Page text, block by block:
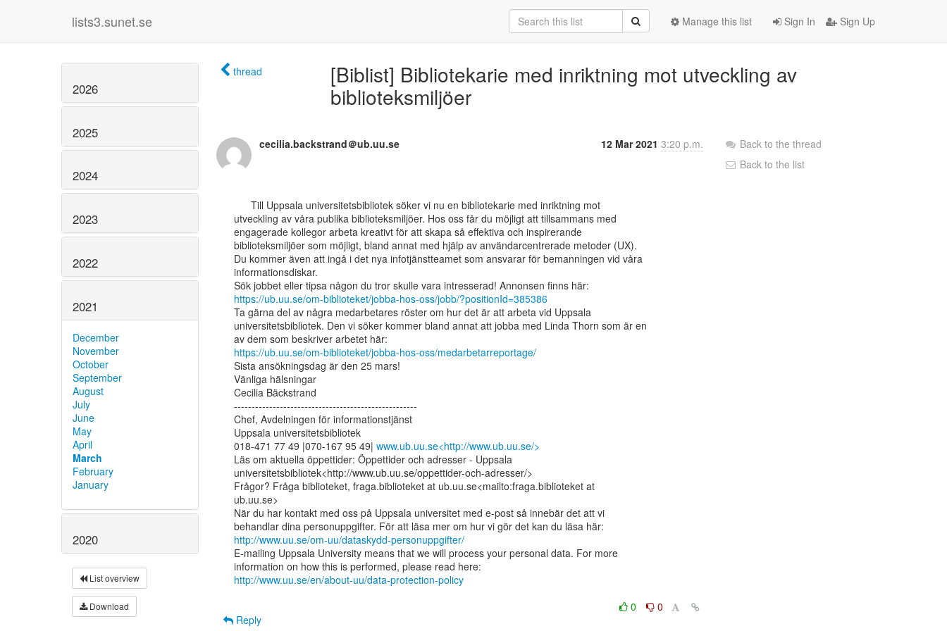
lists3.sunet.se Sign In Sign Up
Manage this list
2026
2025
2024
2023
2022
2021
December
November
October
September
August
July
June
May
April
March
February
January
2020
List overview
Download
thread
[Biblist] Bibliotekarie med inriktning mot utveckling av
biblioteksmiljöer
cecilia.backstrand＠ub.uu.se 12 Mar 2021 3:20 p.m.
utveckling av våra publika biblioteksmiljöer. Hos oss får du möjligt att tillsammans med
engagerade kollegor arbeta kreativt för att skapa så effektiva och inspirerande
biblioteksmiljöer som möjligt, bland annat med hjälp av användarcentrerade metoder (UX).
Du kommer även att ingå i det nya infotjänstteamet som ansvarar för bemanningen vid våra
informationsdiskar.
https://ub.uu.se/om-biblioteket/jobba-hos-oss/jobb/?positionId=385386
Ta gärna del av några medarbetares röster om hur det är att arbeta vid Uppsala
universitetsbibliotek. Den vi söker kommer bland annat att jobba med Linda Thorn som är en
https://ub.uu.se/om-biblioteket/jobba-hos-oss/medarbetarreportage/
Sista ansökningsdag är den 25 mars!
Vänliga hälsningar
Cecilia Bäckstrand
----------------------------------------------------
Chef, Avdelningen för informationstjänst
Uppsala universitetsbibliotek
018-471 77 49 |070-167 95 49| www.ub.uu.se<http://www.ub.uu.se/>
Läs om aktuella öppettider: Öppettider och adresser - Uppsala
universitetsbibliotek<http://www.ub.uu.se/oppettider-och-adresser/>
Frågor? Fråga biblioteket, fraga.biblioteket at ub.uu.se<mailto:fraga.biblioteket at
ub.uu.se>
När du har kontakt med oss på Uppsala universitet med e-post så innebär det att vi
http://www.uu.se/om-uu/dataskydd-personuppgifter/
E-mailing Uppsala University means that we will process your personal data. For more
http://www.uu.se/en/about-uu/data-protection-policy
0
0
Reply
Back to the thread
Back to the list